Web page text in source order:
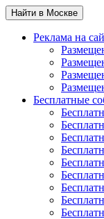
Найти в Москве
Реклама на
Бесплатные